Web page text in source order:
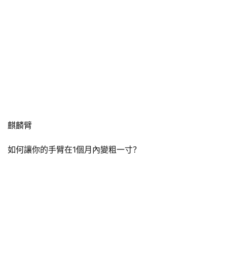
麒麟臂
如何讓你的手臂在1個月內變粗一寸？